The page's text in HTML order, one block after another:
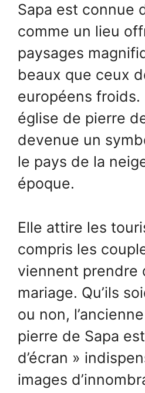
Sapa est connue
comme un lieu
paysages
beaux que ceux
européens froids.
église de pierre
devenue un
le pays de la
époque.
Elle attire les
compris les
viennent prendre
mariage. Qu’ils
ou non,
pierre de Sapa
d’écran »
images